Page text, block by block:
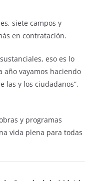
siete campos y
en contratación.
eso es lo
vayamos haciendo
las y los ciudadanos”,
y programas
vida plena para todas